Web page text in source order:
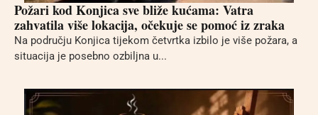
Požari kod Konjica sve bliže kućama: Vatra
zahvatila više lokacija, očekuje se pomoć iz zraka
Na području Konjica tijekom četvrtka izbilo je više požara, a
situacija je posebno ozbiljna u...